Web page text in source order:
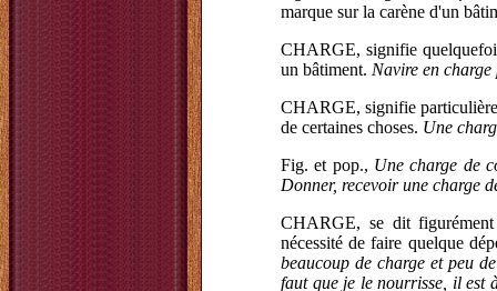
marque sur la carène d'un
CHARGE, signifie
un bâtiment. Navire en
CHARGE, signifie
de certaines choses. Une
Fig. et pop., Une charge de
Donner, recevoir une charge
CHARGE, se dit
nécessité de faire quelque
beaucoup de charge et peu
faut que je le nourrisse, il est